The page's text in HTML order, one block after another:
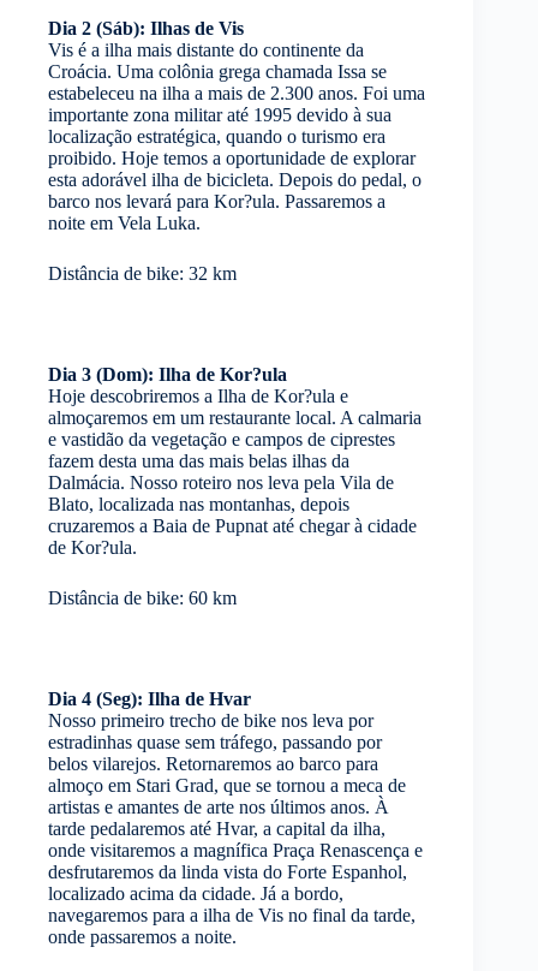
Dia 2 (Sáb): Ilhas de Vis
Vis é a ilha mais distante do continente da
Croácia. Uma colônia grega chamada Issa se
estabeleceu na ilha a mais de 2.300 anos. Foi uma
importante zona militar até 1995 devido à sua
localização estratégica, quando o turismo era
proibido. Hoje temos a oportunidade de explorar
esta adorável ilha de bicicleta. Depois do pedal, o
barco nos levará para Kor?ula. Passaremos a
noite em Vela Luka.
Distância de bike: 32 km
Dia 3 (Dom): Ilha de Kor?ula
Hoje descobriremos a Ilha de Kor?ula e
almoçaremos em um restaurante local. A calmaria
e vastidão da vegetação e campos de ciprestes
fazem desta uma das mais belas ilhas da
Dalmácia. Nosso roteiro nos leva pela Vila de
Blato, localizada nas montanhas, depois
cruzaremos a Baia de Pupnat até chegar à cidade
de Kor?ula.
Distância de bike: 60 km
Dia 4 (Seg): Ilha de Hvar
Nosso primeiro trecho de bike nos leva por
estradinhas quase sem tráfego, passando por
belos vilarejos. Retornaremos ao barco para
almoço em Stari Grad, que se tornou a meca de
artistas e amantes de arte nos últimos anos. À
tarde pedalaremos até Hvar, a capital da ilha,
onde visitaremos a magnífica Praça Renascença e
desfrutaremos da linda vista do Forte Espanhol,
localizado acima da cidade. Já a bordo,
navegaremos para a ilha de Vis no final da tarde,
onde passaremos a noite.